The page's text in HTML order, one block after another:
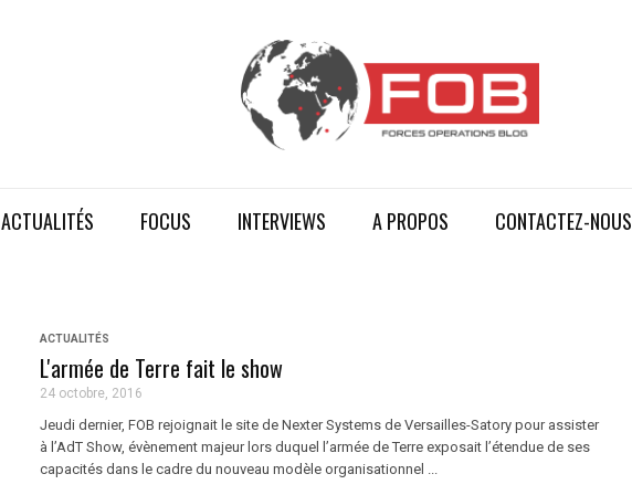
ACTUALITÉS FOCUS INTERVIEWS A PROPOS CONTACTEZ-NOUS
ACTUALITÉS
L'armée de Terre fait le show
24 octobre, 2016
Jeudi dernier, FOB rejoignait le site de Nexter Systems de Versailles-Satory pour assister
à l’AdT Show, évènement majeur lors duquel l’armée de Terre exposait l’étendue de ses
capacités dans le cadre du nouveau modèle organisationnel ...